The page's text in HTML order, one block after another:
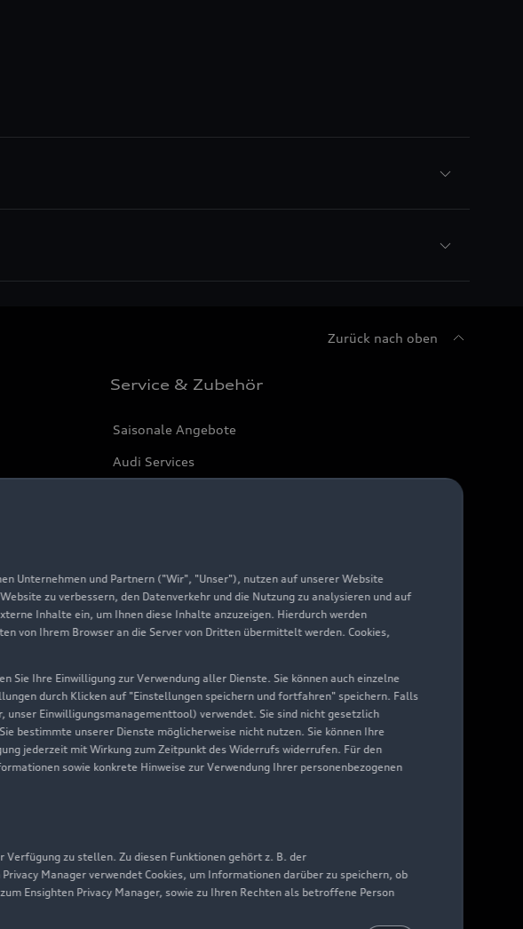
Unternehmen und Partnern ("Wir", "Unser"), nutzen auf unserer Website
zu verbessern, den Datenverkehr und die Nutzung zu analysieren und auf
Inhalte ein, um Ihnen diese Inhalte anzuzeigen. Hierdurch werden
von Ihrem Browser an die Server von Dritten übermittelt werden. Cookies,
Ihre Einwilligung zur Verwendung aller Dienste. Sie können auch einzelne
durch Klicken auf "Einstellungen speichern und fortfahren" speichern. Falls
unser Einwilligungsmanagementtool) verwendet. Sie sind nicht gesetzlich
bestimmte unserer Dienste möglicherweise nicht nutzen. Sie können Ihre
jederzeit mit Wirkung zum Zeitpunkt des Widerrufs widerrufen. Für den
sowie konkrete Hinweise zur Verwendung Ihrer personenbezogenen
zu stellen. Zu diesen Funktionen gehört z. B. der
Manager verwendet Cookies, um Informationen darüber zu speichern, ob
Ensighten Privacy Manager, sowie zu Ihren Rechten als betroffene Person
Zurück nach oben
Service & Zubehör
Saisonale Angebote
Audi Services